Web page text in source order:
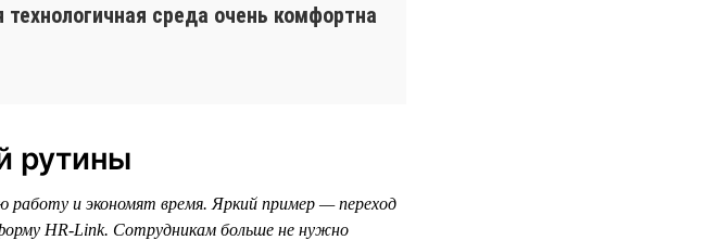
среда очень комфортна
рутины
и экономят время. Яркий пример — переход
HR-Link. Сотрудникам больше не нужно